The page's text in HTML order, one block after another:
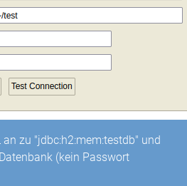
an zu "jdbc:h2:mem:testdb" und
(kein Passwort